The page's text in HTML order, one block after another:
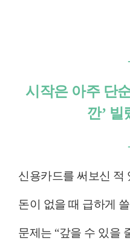
시작은 아주 단
깐’ 빌
신용카드를 써보신 적
돈이 없을 때 급하게
문제는 “갚을 수 있을